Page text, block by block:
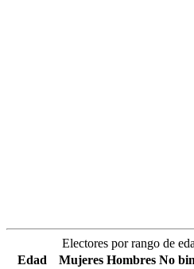
Electores por rango de
Edad
Mujeres Hombres No